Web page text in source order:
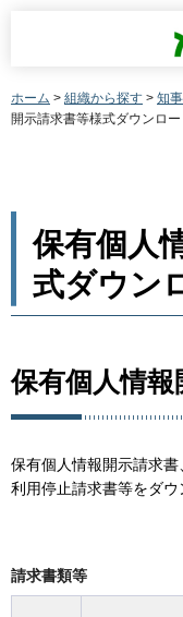
ホーム > 組織から探す > 知
開示請求書等様式ダウンロー
保有個人
式ダウン
保有個人情
保有個人情報開示請求
利用停止請求書等をダウ
請求書類等